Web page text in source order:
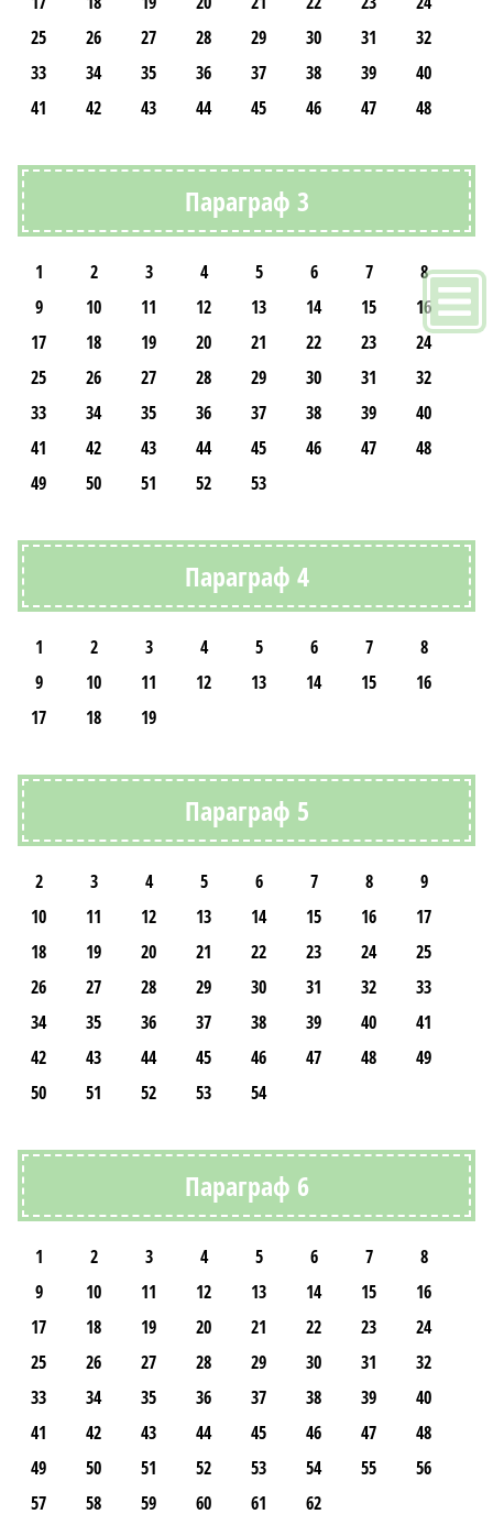
25
26 27 28 29 30 31
32
33
34 35 36 37 38 39
40
41
42 43 44 45 46 47 48
Параграф 3
1 2 3 4 5 6 7
8
9
10 11 12 13 14 15
16
17
18 19 20 21 22 23
24
25
26 27 28 29 30 31
32
33
34 35 36 37 38 39
40
41
42 43 44 45 46 47
48
49
50 51 52 53
Параграф 4
1 2 3 4 5 6 7
8
9
10 11 12 13 14 15
16
17
18 19
Параграф 5
2 3 4 5 6 7 8
9
10
11 12 13 14 15 16
17
18
19 20 21 22 23 24
25
26
27 28 29 30 31 32
33
34
35 36 37 38 39 40
41
42
43 44 45 46 47 48
49
50
51 52 53 54
Параграф 6
1 2 3 4 5 6 7
8
9
10 11 12 13 14 15
16
17
18 19 20 21 22 23
24
25
26 27 28 29 30 31
32
33
34 35 36 37 38 39
40
41
42 43 44 45 46 47
48
49
50 51 52 53 54 55
56
57
58 59 60 61 62